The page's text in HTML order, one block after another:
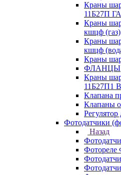
Краны
11Б27П
Краны
кшцф (газ)
Краны
кшцф
Краны
ФЛАНЦЫ
Краны
11Б27П1
Клапана
Клапаны
Фотодатчики
Назад
Фотореле